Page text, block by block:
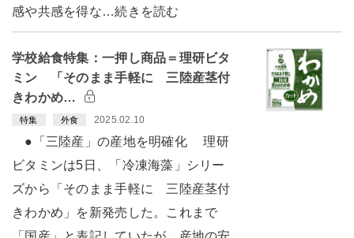
感や共感を得な…続きを読む
学校給食特集：一押し商品＝理研ビタ
ミン 「そのまま手軽に 三陸産茎付
きわかめ…
特集 外食 2025.02.10
●「三陸産」の産地を明確化 理研
ビタミンは5日、「冷凍海藻」シリー
ズから「そのまま手軽に 三陸産茎付
きわかめ」を新発売した。これまで